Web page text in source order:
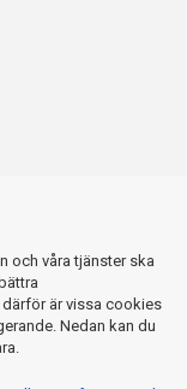
och våra tjänster ska
är vissa cookies
Nedan kan du